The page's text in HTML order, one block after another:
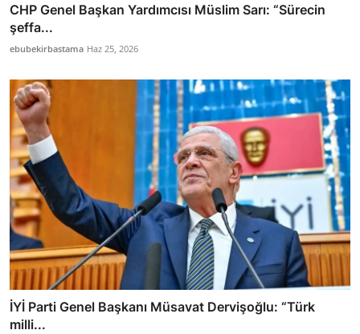
CHP Genel Başkan Yardımcısı Müslim Sarı: “Sürecin
şeffa...
ebubekirbastama Haz 25, 2026
İYİ Parti Genel Başkanı Müsavat Dervişoğlu: “Türk
milli...